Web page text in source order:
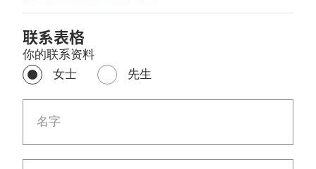
联系表格
你的联系资料
女士
先生
名字